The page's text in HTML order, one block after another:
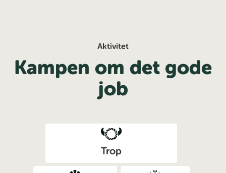
Aktivitet
Kampen om det gode
job
Trop